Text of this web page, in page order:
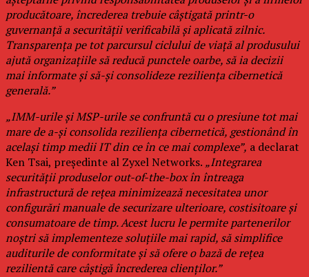
producătoare, încrederea trebuie câștigată printr-o
guvernanță a securității verificabilă și aplicată zilnic.
Transparența pe tot parcursul ciclului de viață al produsului
ajută organizațiile să reducă punctele oarbe, să ia decizii
mai informate și să-și consolideze reziliența cibernetică
generală.”
„IMM-urile și MSP-urile se confruntă cu o presiune tot mai
mare de a-și consolida reziliența cibernetică, gestionând în
același timp medii IT din ce în ce mai complexe”, a declarat
Ken Tsai, președinte al Zyxel Networks. „Integrarea
securității produselor out-of-the-box în întreaga
infrastructură de rețea minimizează necesitatea unor
configurări manuale de securizare ulterioare, costisitoare și
consumatoare de timp. Acest lucru le permite partenerilor
noștri să implementeze soluțiile mai rapid, să simplifice
auditurile de conformitate și să ofere o bază de rețea
rezilientă care câștigă încrederea clienților.”